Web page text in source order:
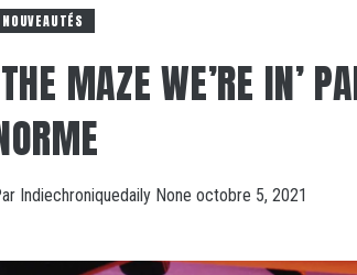
NOUVEAUTÉS
MAZE WE’RE IN’
Indiechroniquedaily None octobre 5, 2021